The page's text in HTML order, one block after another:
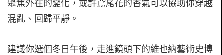
聚焦外在的變化，或許鳶尾花的香氣可以協助你穿越
混亂、回歸平靜。
建議你選個冬日午後，走進鏡頭下的維也納藝術史博